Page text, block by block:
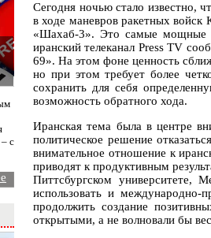
с
Сегодня ночью стало известно,
в ходе маневров ракетных войск
«Шахаб-3». Это самые мощные
иранский телеканал Press TV
69». На этом фоне ценность
но при этом требует более
сохранить для себя
возможность обратного хода.
Иранская тема была в центре
политическое решение
внимательное отношение к
приводят к продуктивным
Питтсбургском университете,
использовать и
продолжить создание
открытыми, а не волновали бы